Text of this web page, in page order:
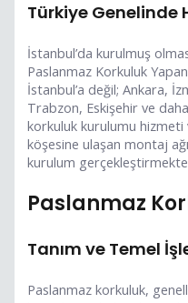
Türkiye Genelinde
İstanbul’da kurulmuş
Paslanmaz Korkuluk
İstanbul’a değil; Ankara,
Trabzon, Eskişehir ve
korkuluk kurulumu
köşesine ulaşan montaj
kurulum
Paslanmaz
Tanım ve Temel
Paslanmaz korkuluk,